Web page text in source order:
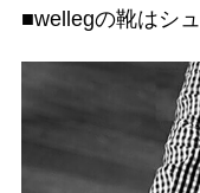
■wellegの靴はシ